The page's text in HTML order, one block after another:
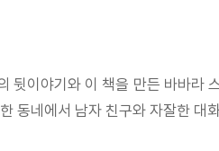
뒷이야기와 이 책을 만든 바바
동네에서 남자 친구와 자잘한 대